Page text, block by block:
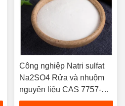
Công nghiệp Natri sulfat
Na2SO4 Rửa và nhuộm
nguyên liệu CAS 7757-82-
6